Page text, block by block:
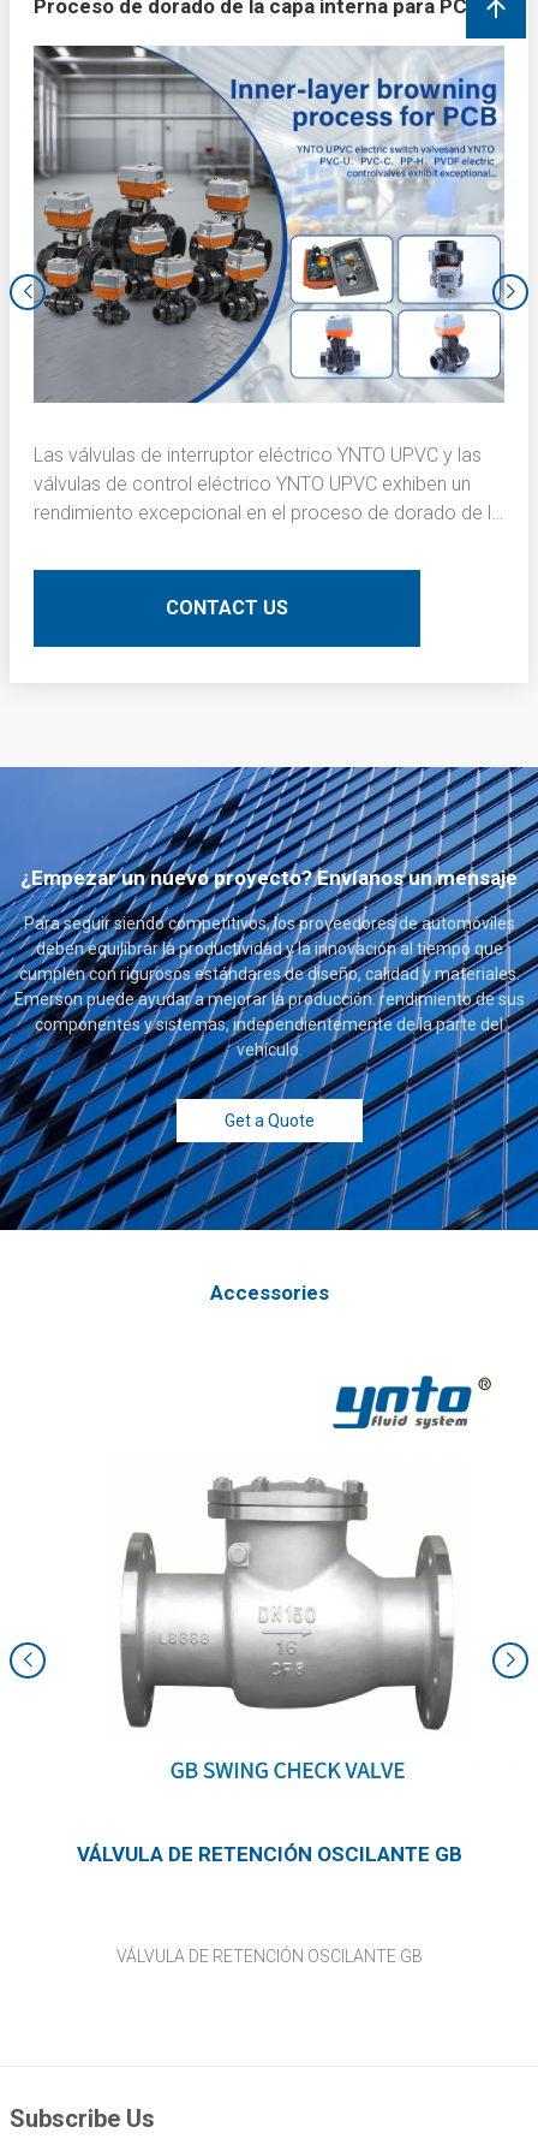
Proceso de dorado de la capa interna para PCB
Las válvulas de interruptor eléctrico YNTO UPVC y las
válvulas de control eléctrico YNTO UPVC exhiben un
rendimiento excepcional en el proceso de dorado de la
Aquí hay una descripción técnica detallada:
CONTACT US
¿Empezar un nuevo proyecto? Envíanos un mensaje
Para seguir siendo competitivos, los proveedores de automóviles
deben equilibrar la productividad y la innovación al tiempo que
cumplen con rigurosos estándares de diseño, calidad y materiales.
Emerson puede ayudar a mejorar la producción. rendimiento de sus
componentes y sistemas, independientemente de la parte del
vehículo.
Get a Quote
Accessories
VÁLVULA DE RETENCIÓN OSCILANTE GB
VÁLVULA DE RETENCIÓN OSCILANTE GB
Subscribe Us